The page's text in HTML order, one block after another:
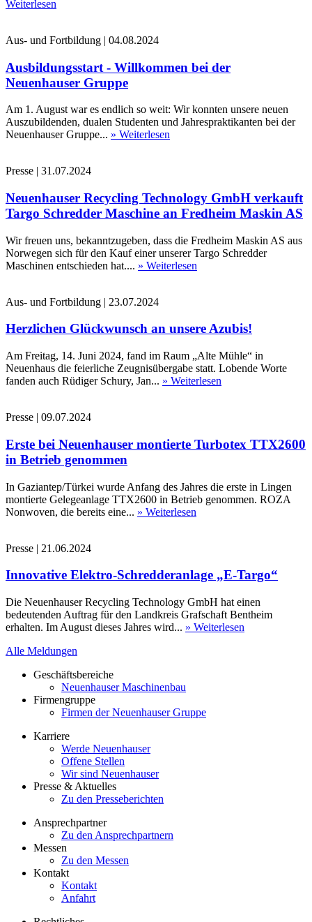
Weiterlesen
Aus- und Fortbildung | 04.08.2024
Ausbildungsstart - Willkommen bei der
Neuenhauser Gruppe
Am 1. August war es endlich so weit: Wir konnten unsere neuen
Auszubildenden, dualen Studenten und Jahrespraktikanten bei der
Neuenhauser Gruppe... » Weiterlesen
Presse | 31.07.2024
Neuenhauser Recycling Technology GmbH verkauft
Targo Schredder Maschine an Fredheim Maskin AS
Wir freuen uns, bekanntzugeben, dass die Fredheim Maskin AS aus
Norwegen sich für den Kauf einer unserer Targo Schredder
Maschinen entschieden hat.... » Weiterlesen
Aus- und Fortbildung | 23.07.2024
Herzlichen Glückwunsch an unsere Azubis!
Am Freitag, 14. Juni 2024, fand im Raum „Alte Mühle“ in
Neuenhaus die feierliche Zeugnisübergabe statt. Lobende Worte
fanden auch Rüdiger Schury, Jan... » Weiterlesen
Presse | 09.07.2024
Erste bei Neuenhauser montierte Turbotex TTX2600
in Betrieb genommen
In Gaziantep/Türkei wurde Anfang des Jahres die erste in Lingen
montierte Gelegeanlage TTX2600 in Betrieb genommen. ROZA
Nonwoven, die bereits eine... » Weiterlesen
Presse | 21.06.2024
Innovative Elektro-Schredderanlage „E-Targo“
Die Neuenhauser Recycling Technology GmbH hat einen
bedeutenden Auftrag für den Landkreis Grafschaft Bentheim
erhalten. Im August dieses Jahres wird... » Weiterlesen
Alle Meldungen
Geschäftsbereiche
Neuenhauser Maschinenbau
Firmengruppe
Firmen der Neuenhauser Gruppe
Karriere
Werde Neuenhauser
Offene Stellen
Wir sind Neuenhauser
Presse & Aktuelles
Zu den Presseberichten
Ansprechpartner
Zu den Ansprechpartnern
Messen
Zu den Messen
Kontakt
Kontakt
Anfahrt